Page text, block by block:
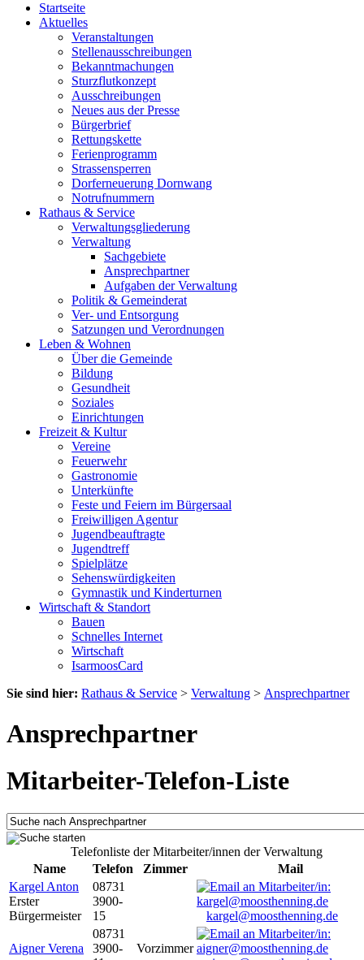
Startseite
Aktuelles
Veranstaltungen
Stellenausschreibungen
Bekanntmachungen
Sturzflutkonzept
Ausschreibungen
Neues aus der Presse
Bürgerbrief
Rettungskette
Ferienprogramm
Strassensperren
Dorferneuerung Dornwang
Notrufnummern
Rathaus & Service
Verwaltungsgliederung
Verwaltung
Sachgebiete
Ansprechpartner
Aufgaben der Verwaltung
Politik & Gemeinderat
Ver- und Entsorgung
Satzungen und Verordnungen
Leben & Wohnen
Über die Gemeinde
Bildung
Gesundheit
Soziales
Einrichtungen
Freizeit & Kultur
Vereine
Feuerwehr
Gastronomie
Unterkünfte
Feste und Feiern im Bürgersaal
Freiwilligen Agentur
Jugendbeauftragte
Jugendtreff
Spielplätze
Sehenswürdigkeiten
Gymnastik und Kinderturnen
Wirtschaft & Standort
Bauen
Schnelles Internet
Wirtschaft
IsarmoosCard
Sie sind hier: Rathaus & Service > Verwaltung > Ansprechpartner
Ansprechpartner
Mitarbeiter-Telefon-Liste
Telefonliste der Mitarbeiter/innen der Verwaltung
Name
Telefon Zimmer
Mail
Kargel Anton
Erster
Bürgermeister
08731
3900-
15
kargel@moosthenning.de
Aigner Verena
08731
3900-
Vorzimmer